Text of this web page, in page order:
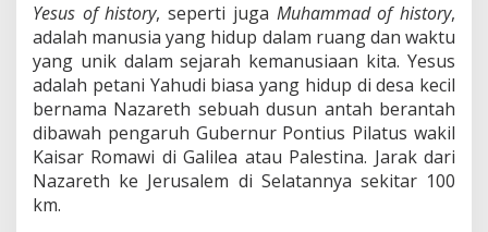
Yesus of history, seperti juga Muhammad of history,
adalah manusia yang hidup dalam ruang dan waktu
yang unik dalam sejarah kemanusiaan kita. Yesus
adalah petani Yahudi biasa yang hidup di desa kecil
bernama Nazareth sebuah dusun antah berantah
dibawah pengaruh Gubernur Pontius Pilatus wakil
Kaisar Romawi di Galilea atau Palestina. Jarak dari
Nazareth ke Jerusalem di Selatannya sekitar 100
km.